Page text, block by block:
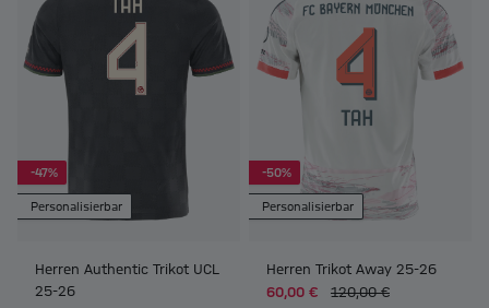
-47%
Personalisierbar
Herren Authentic Trikot UCL
25-26
-50%
Personalisierbar
Herren Trikot Away 25-26
60,00 €
120,00 €